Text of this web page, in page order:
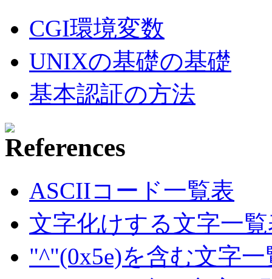
CGI環境変数
UNIXの基礎の基礎
基本認証の方法
ASCIIコード一覧表
文字化けする文字一
"^"(0x5e)を含む文字一